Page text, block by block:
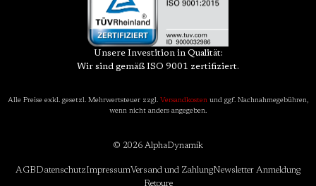
Unsere Investition in Qualität:
Wir sind gemäß ISO 9001 zertifiziert.
Alle Preise exkl. gesetzl. Mehrwertsteuer zzgl. Versandkosten und ggf. Nachnahmegebühren,
wenn nicht anders angegeben.
© 2026 AlphaDynamik
AGBDatenschutzImpressumVersand und ZahlungNewsletter Anmeldung
Retoure